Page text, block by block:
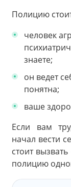
Полицию
человек
знаете;
он ведет
понятна;
ваше
Если вам
начал вести
стоит
полицию